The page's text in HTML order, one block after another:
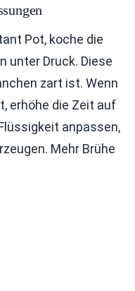
Pot, koche die
unter Druck. Diese
zart ist. Wenn
erhöhe die Zeit auf
anpassen,
Mehr Brühe